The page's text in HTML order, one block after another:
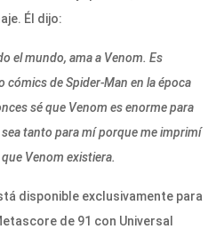
Él dijo:
el mundo, ama a Venom. Es
de Spider-Man en la época
sé que Venom es enorme para
tanto para mí porque me imprimí
Venom existiera.
disponible exclusivamente para
de 91 con Universal